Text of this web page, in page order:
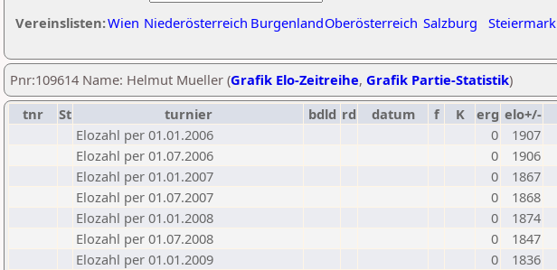
Vereinslisten:Wien Niederösterreich BurgenlandOberösterreich Salzburg Steiermark
Pnr:109614 Name: Helmut Mueller (Grafik Elo-Zeitreihe, Grafik Partie-Statistik)
tnr
St turnier bdld rd datum f K erg elo+/-
Elozahl per 01.01.2006
0
1907
Elozahl per 01.07.2006
0
1906
Elozahl per 01.01.2007
0
1867
Elozahl per 01.07.2007
0
1868
Elozahl per 01.01.2008
0
1874
Elozahl per 01.07.2008
0
1847
Elozahl per 01.01.2009
0
1836